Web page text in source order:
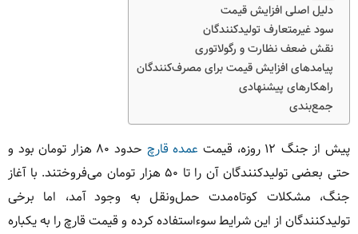
دلیل اصلی افزایش قیمت
سود غیرمتعارف تولیدکنندگان
نقش ضعف نظارت و رگولاتوری
پیامدهای افزایش قیمت برای مصرف‌کنندگان
راهکارهای پیشنهادی
جمع‌بندی
پیش از جنگ ۱۲ روزه، قیمت عمده قارچ
حدود ۸۰ هزار تومان بود و
حتی بعضی تولیدکنندگان آن را تا ۵۰ هزار تومان می‌فروختند. با آغاز
جنگ، مشکلات کوتاه‌مدت حمل‌ونقل به وجود آمد، اما برخی
تولیدکنندگان از این شرایط سوءاستفاده کرده و قیمت قارچ را به یکباره